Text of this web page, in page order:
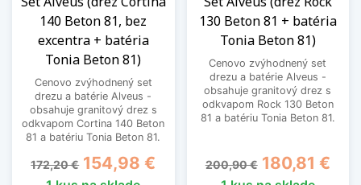
140 Beton 81, bez
excentra + batéria
Tonia Beton 81)
Cenovo zvýhodnený set
drezu a batérie Alveus -
obsahuje granitový drez s
odkvapom Cortina 140 Beton
81 a batériu Tonia Beton 81.
Základná cena
172,20 € Cena
154,98 €
130 Beton 81 + batéria
Tonia Beton 81)
Cenovo zvýhodnený set
drezu a batérie Alveus -
obsahuje granitový drez s
odkvapom Rock 130 Beton
81 a batériu Tonia Beton 81.
Základná cena
200,90 € Cena
180,81 €